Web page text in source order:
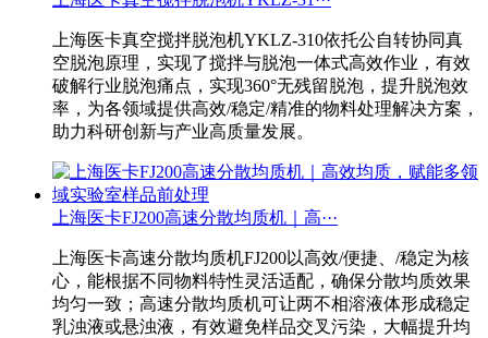
上海医卡真空搅拌脱泡机YKLZ-310依托公自转协同真
空脱泡原理，实现了搅拌与脱泡一体式高效作业，有效
破解行业脱泡痛点，实现360°无残留脱泡，提升脱泡效
率，为各领域提供高效/稳定/精准的物料处理解决方案，
助力科研创新与产业高质量发展。
上海医卡FJ200高速分散均质机｜高···
上海医卡高速分散均质机FJ200以高效/便捷、/稳定为核
心，能根据不同物料特性灵活适配，确保分散均质效果
均匀一致；高速分散均质机可让两不相溶液体形成稳定
乳浊液或悬浊液，有效避免样品交叉污染，大幅提升均